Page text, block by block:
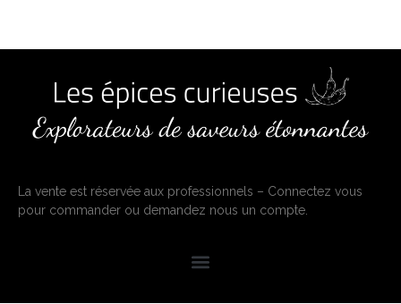
La vente est réservée aux professionnels – Connectez vous
pour commander ou demandez nous un compte.